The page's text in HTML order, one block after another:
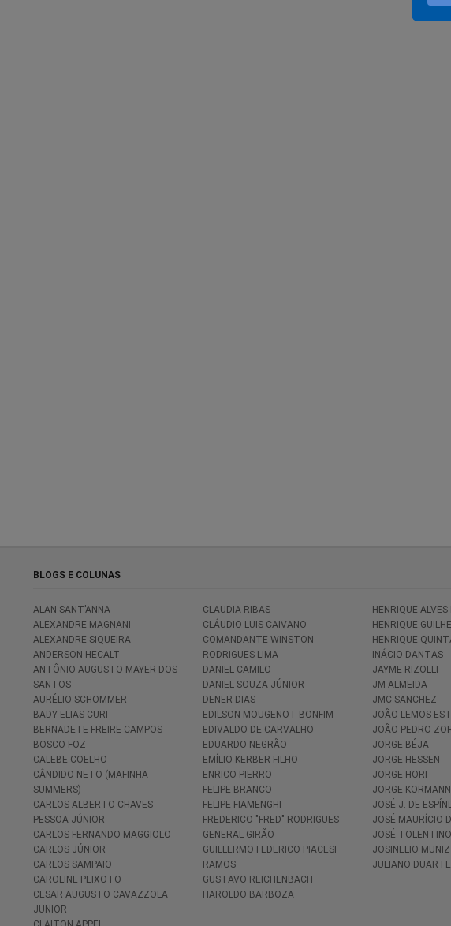
BLOGS E COLUNAS
ALAN SANT’ANNA
ALEXANDRE MAGNANI
ALEXANDRE SIQUEIRA
ANDERSON HECALT
ANTÔNIO AUGUSTO MAYER DOS
SANTOS
AURÉLIO SCHOMMER
BADY ELIAS CURI
BERNADETE FREIRE CAMPOS
BOSCO FOZ
CALEBE COELHO
CÂNDIDO NETO (MAFINHA
SUMMERS)
CARLOS ALBERTO CHAVES
PESSOA JÚNIOR
CARLOS FERNANDO MAGGIOLO
CARLOS JÚNIOR
CARLOS SAMPAIO
CAROLINE PEIXOTO
CESAR AUGUSTO CAVAZZOLA
JUNIOR
CLAUDIA RIBAS
CLÁUDIO LUIS CAIVANO
COMANDANTE WINSTON
RODRIGUES LIMA
DANIEL CAMILO
DANIEL SOUZA JÚNIOR
DENER DIAS
EDILSON MOUGENOT BONFIM
EDIVALDO DE CARVALHO
EDUARDO NEGRÃO
EMÍLIO KERBER FILHO
ENRICO PIERRO
FELIPE BRANCO
FELIPE FIAMENGHI
FREDERICO "FRED" RODRIGUES
GENERAL GIRÃO
GUILLERMO FEDERICO PIACESI
RAMOS
GUSTAVO REICHENBACH
HAROLDO BARBOZA
HENRIQUE
HENRIQUE
HENRIQUE
INÁCIO DANTAS
JAYME RIZOLLI
JM ALMEIDA
JMC SANCHEZ
JOÃO LEMOS
JOÃO PEDRO
JORGE BÉJA
JORGE HESSEN
JORGE HORI
JORGE KORMANN
JOSÉ J. DE
JOSÉ MAURÍCIO
JOSÉ TOLENTINO
JOSINELIO MUNIZ
JULIANO DUARTE